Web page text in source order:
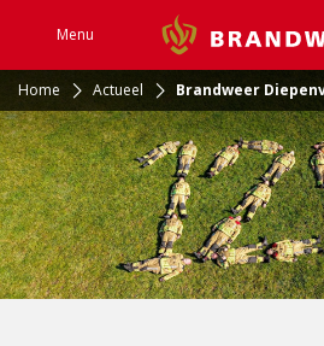
Menu
Home Actueel Brandweer